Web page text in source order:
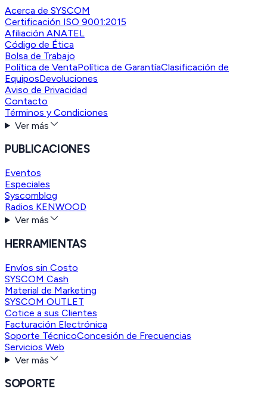
Acerca de SYSCOM
Certificación ISO 9001:2015
Afiliación ANATEL
Código de Ética
Bolsa de Trabajo
Política de VentaPolítica de GarantíaClasificación de
EquiposDevoluciones
Aviso de Privacidad
Contacto
Términos y Condiciones
Ver más
PUBLICACIONES
Eventos
Especiales
Syscomblog
Radios KENWOOD
Ver más
HERRAMIENTAS
Envíos sin Costo
SYSCOM Cash
Material de Marketing
SYSCOM OUTLET
Cotice a sus Clientes
Facturación Electrónica
Soporte TécnicoConcesión de Frecuencias
Servicios Web
Ver más
SOPORTE